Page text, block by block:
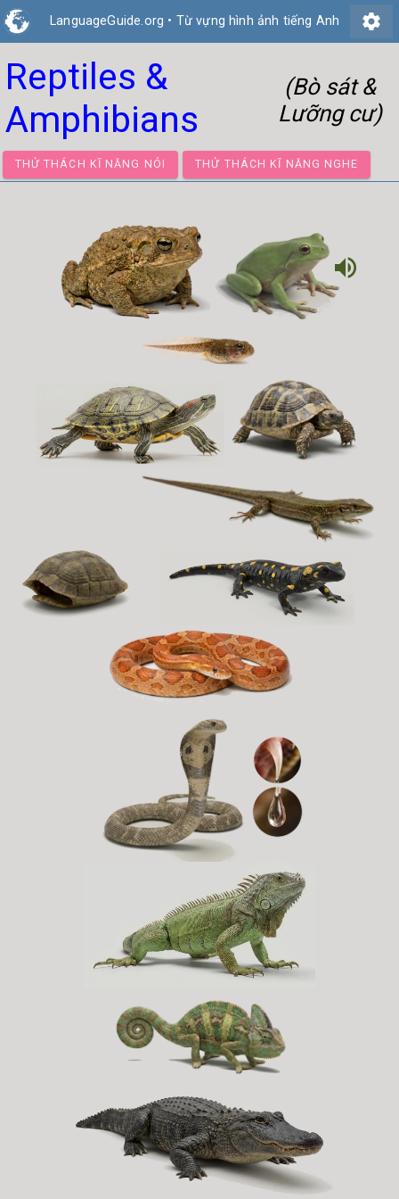
LanguageGuide.org • Từ vựng hình ảnh tiếng Anh settings
Reptiles &
Amphibians
(Bò sát &
Lưỡng cư)
volume_up